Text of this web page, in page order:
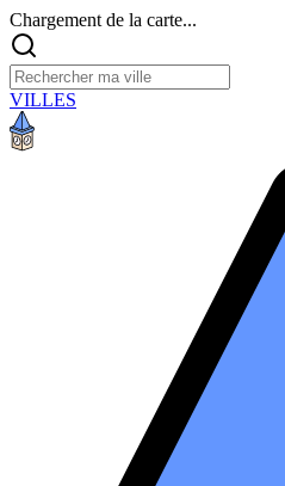
Chargement de la carte...
VILLES